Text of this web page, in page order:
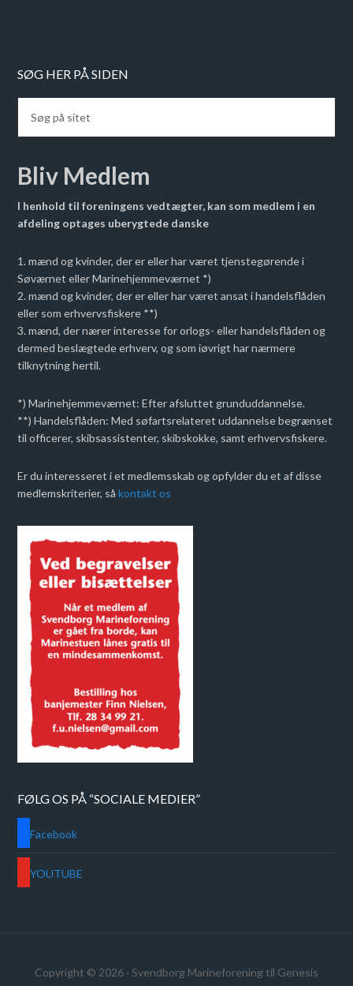
SØG HER PÅ SIDEN
Bliv Medlem
I henhold til foreningens vedtægter, kan som medlem i en
afdeling optages uberygtede danske
1. mænd og kvinder, der er eller har været tjenstegørende i
Søværnet eller Marinehjemmeværnet *)
2. mænd og kvinder, der er eller har været ansat i handelsflåden
eller som erhvervsfiskere **)
3. mænd, der nærer interesse for orlogs- eller handelsflåden og
dermed beslægtede erhverv, og som iøvrigt har nærmere
tilknytning hertil.
*) Marinehjemmeværnet: Efter afsluttet grunduddannelse.
**) Handelsflåden: Med søfartsrelateret uddannelse begrænset
til officerer, skibsassistenter, skibskokke, samt erhvervsfiskere.
Er du interesseret i et medlemsskab og opfylder du et af disse
medlemskriterier, såkontakt os
FØLG OS PÅ “SOCIALE MEDIER”
Facebook
YOUTUBE
Copyright © 2026 · Svendborg Marineforening til Genesis